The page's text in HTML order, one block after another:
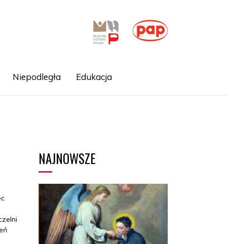
Niepodległa Edukacja
NAJNOWSZE